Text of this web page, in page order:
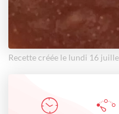
Recette créée le lundi 16